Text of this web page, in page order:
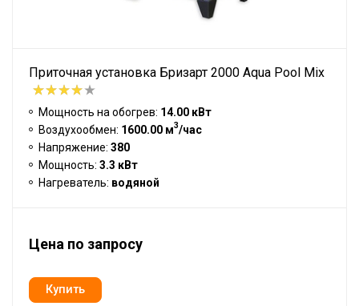
Приточная установка Бризарт 2000 Aqua Pool Mix
Мощность на обогрев: 14.00 кВт
Воздухообмен: 1600.00 м3/час
Напряжение: 380
Мощность: 3.3 кВт
Нагреватель: водяной
Цена по запросу